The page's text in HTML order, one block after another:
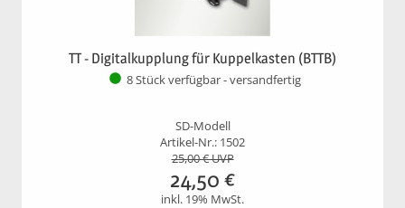
TT - Digitalkupplung für Kuppelkasten (BTTB)
8 Stück verfügbar - versandfertig
SD-Modell
Artikel-Nr.: 1502
25,00€ UVP
24,50 €
inkl. 19% MwSt.